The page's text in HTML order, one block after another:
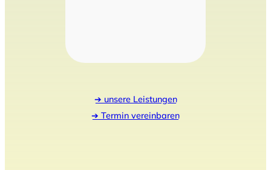
➔ unsere Leistungen
➔ Termin vereinbaren